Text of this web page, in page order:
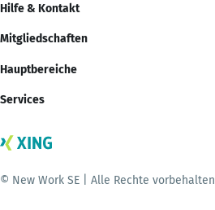
Hilfe & Kontakt
Mitgliedschaften
Hauptbereiche
Services
© New Work SE | Alle Rechte vorbehalten